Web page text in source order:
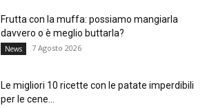
Frutta con la muffa: possiamo mangiarla
davvero o è meglio buttarla?
News 7 Agosto 2026
Le migliori 10 ricette con le patate imperdibili
per le cene...